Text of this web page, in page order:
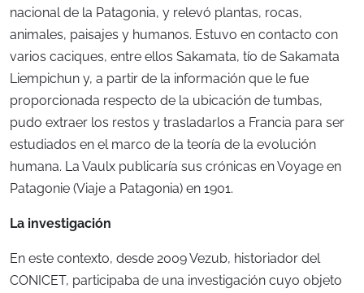
nacional de la Patagonia, y relevó plantas, rocas,
animales, paisajes y humanos. Estuvo en contacto con
varios caciques, entre ellos Sakamata, tío de Sakamata
Liempichun y, a partir de la información que le fue
proporcionada respecto de la ubicación de tumbas,
pudo extraer los restos y trasladarlos a Francia para ser
estudiados en el marco de la teoría de la evolución
humana. La Vaulx publicaría sus crónicas en Voyage en
Patagonie (Viaje a Patagonia) en 1901.
La investigación
En este contexto, desde 2009 Vezub, historiador del
CONICET, participaba de una investigación cuyo objeto